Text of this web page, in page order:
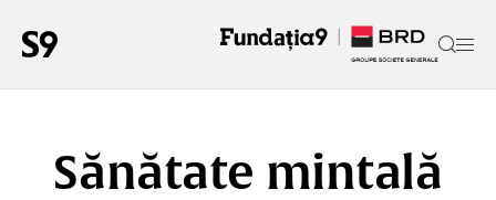
Sănătate mintală